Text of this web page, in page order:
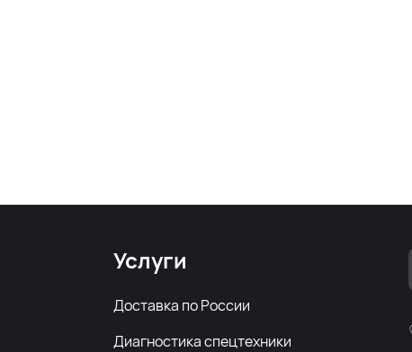
Услуги
Доставка по России
Диагностика спецтехники